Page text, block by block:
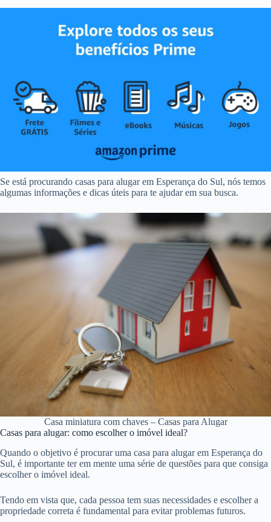
Se está procurando casas para alugar em Esperança do Sul, nós temos
algumas informações e dicas úteis para te ajudar em sua busca.
Casa miniatura com chaves – Casas para Alugar
Casas para alugar: como escolher o imóvel ideal?
Quando o objetivo é procurar uma casa para alugar em Esperança do
Sul, é importante ter em mente uma série de questões para que consiga
escolher o imóvel ideal.
Tendo em vista que, cada pessoa tem suas necessidades e escolher a
propriedade correta é fundamental para evitar problemas futuros.